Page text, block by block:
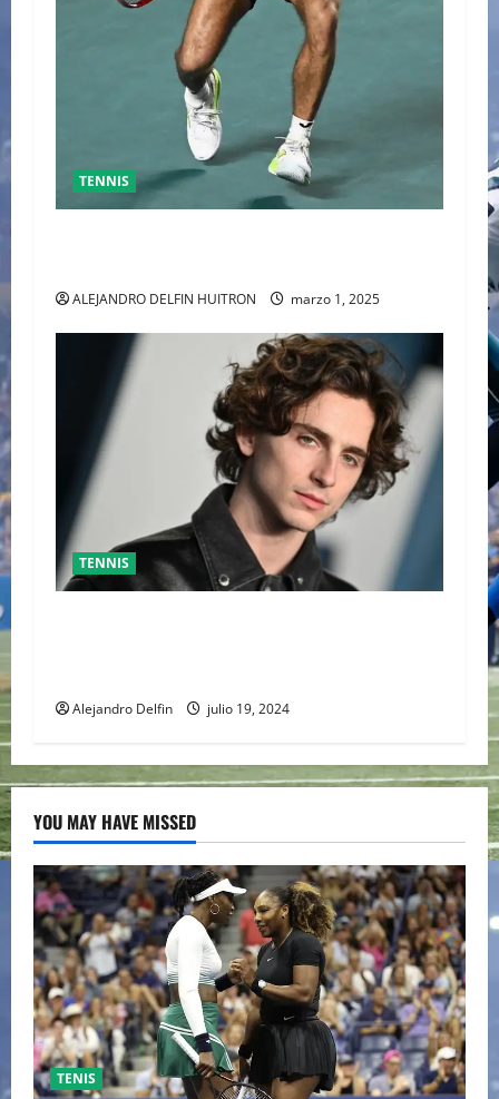
TENNIS
ALEJANDRO DELFIN HUITRON marzo 1, 2025
TENNIS
Alejandro Delfin julio 19, 2024
YOU MAY HAVE MISSED
TENIS